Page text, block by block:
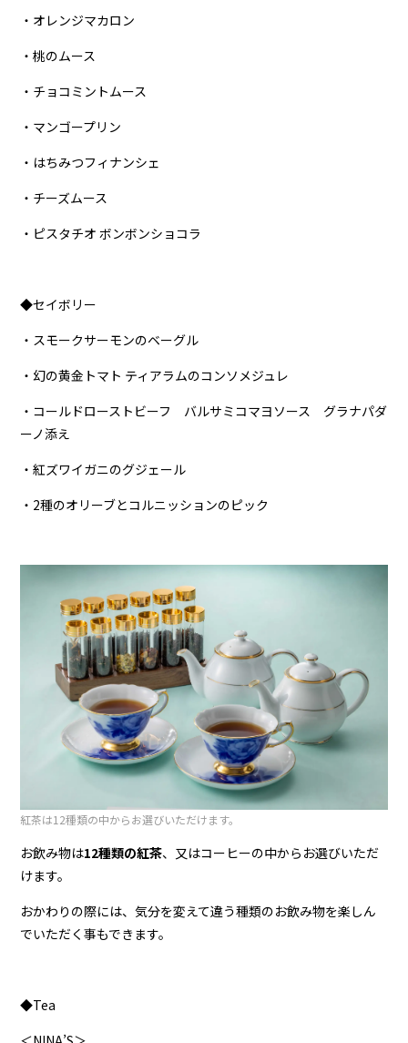
・オレンジマカロン
・桃のムース
・チョコミントムース
・マンゴープリン
・はちみつフィナンシェ
・チーズムース
・ピスタチオ ボンボンショコラ
◆セイボリー
・スモークサーモンのベーグル
・幻の黄金トマト ティアラムのコンソメジュレ
・コールドローストビーフ バルサミコマヨソース グラナパダ
ーノ添え
・紅ズワイガニのグジェール
・2種のオリーブとコルニッションのピック
紅茶は12種類の中からお選びいただけます。
お飲み物は12種類の紅茶、又はコーヒーの中からお選びいただ
けます。
おかわりの際には、気分を変えて違う種類のお飲み物を楽しん
でいただく事もできます。
◆Tea